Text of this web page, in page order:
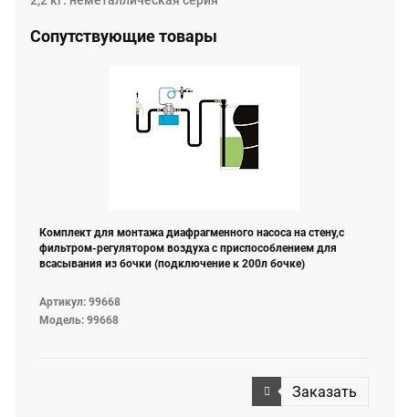
Сопутствующие товары
Комплект для монтажа диафрагменного насоса на стену,с
фильтром-регулятором воздуха с приспособлением для
всасывания из бочки (подключение к 200л бочке)
Артикул: 99668
Модель: 99668
Заказать